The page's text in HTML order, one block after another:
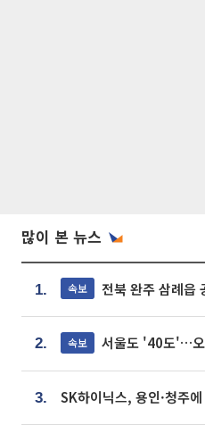
많이 본 뉴스
1. 속보 전북 완주 삼례읍
2. 속보 서울도 '40도'…
3.